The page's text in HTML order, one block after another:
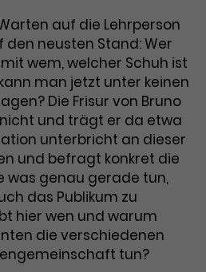
63561367-1
Analytics
von Google Analytics
Cookie. Bestimmte
nur maximal einmal
an Google Analytics
Solange es gesetzt ist,
bestimmte
DoubleClick
wird verwendet, um
mit
zu messen und
Funktionen
auf die Lehrperson
neusten Stand: Wer
wem, welcher Schuh ist
man jetzt unter keinen
Die Frisur von Bruno
und trägt er da etwa
unterbricht an dieser
und befragt konkret die
was genau gerade tun,
das Publikum zu
hier wen und warum
die verschiedenen
tun?